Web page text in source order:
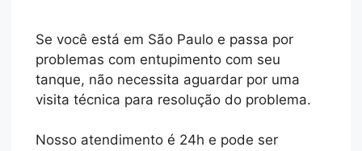
Se você está em São Paulo e passa por
problemas com entupimento com seu
tanque, não necessita aguardar por uma
visita técnica para resolução do problema.
Nosso atendimento é 24h e pode ser